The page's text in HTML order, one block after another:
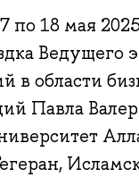
по 18 мая
Ведущего
в области
Павла